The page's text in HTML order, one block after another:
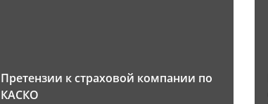
Претензии к страховой компании по
КАСКО